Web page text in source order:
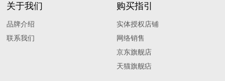
关于我们
品牌介绍
联系我们
购买指引
实体授权店铺
网络销售
京东旗舰店
天猫旗舰痁